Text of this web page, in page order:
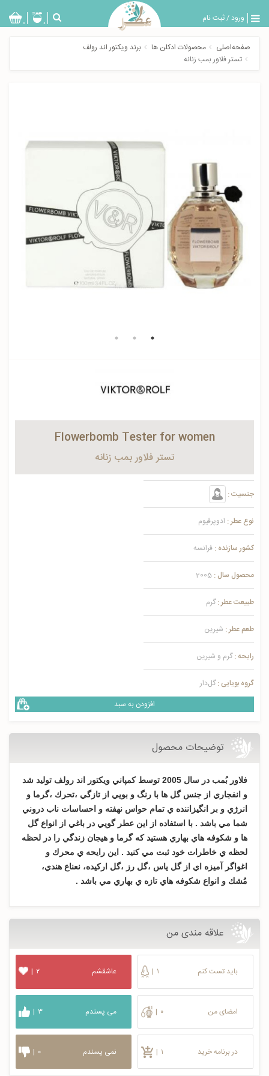
ورود/ثبت نام
بازگشت
0 0
صفحه‌اصلی محصولات ادکلن ها
برند ویکتور اند رولف
تستر فلاور بمب زنانه
Flowerbomb Tester for women
تستر فلاور بمب زنانه
جنسیت :
نوع عطر : ادوپرفیوم
کشور سازنده : فرانسه
محصول سال : 2005
طبیعت عطر : گرم
طعم عطر : شیرین
رایحه : گرم و شیرین
گروه بویایی : گل‌دار
افزودن به سبد
توضیحات محصول
فلاور بُمب در سال 2005 توسط كمپاني ويكتور اند رولف توليد شد
و انفجاري از جنس گل ها با رنگ و بويي از تازگي ،تحرك ،گرما و
انرژي و بر انگيزاننده ي تمام حواس نهفته و احساسات ناب دروني
شما مي باشد . با استفاده از اين عطر گويي در باغي از انواع گل
ها و شكوفه هاي بهاري هستيد كه گرما و هيجان زندگي را در لحظه
لحظه ي خاطرات خود ثبت مي كنيد . اين رايحه ي محرك و
اغواگر آميزه اي از گل ياس ،گل رز ،گل اركيده، نعناع هندي،
مُشك و انواع شكوفه هاي تازه ي بهاري مي باشد .
علاقه مندی من
باید تست کنم | ۱
امضای من | ۰
در برنامه خرید | ۱
عاشقشم | ۲
می پسندم | ۳
نمی پسندم | ۰